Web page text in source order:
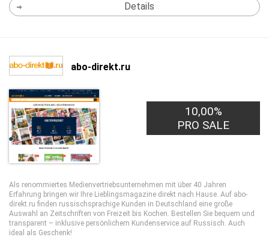
Details
abo-direkt.ru
10,00%
PRO SALE
Als renommiertes Medienvertriebsunternehmen mit über 40 Jahren
Erfahrung bringen wir Ihre Lieblingsmagazine direkt nach Hause. Auf abo-
direkt.ru finden russischsprachige Kunden in Deutschland eine große
Auswahl an Zeitschriften von Freizeit bis Kochen. Bestellen Sie bequem und
transparent – inklusive persönlichem Kundenservice auf Russisch. Auch
ideal als Geschenk!